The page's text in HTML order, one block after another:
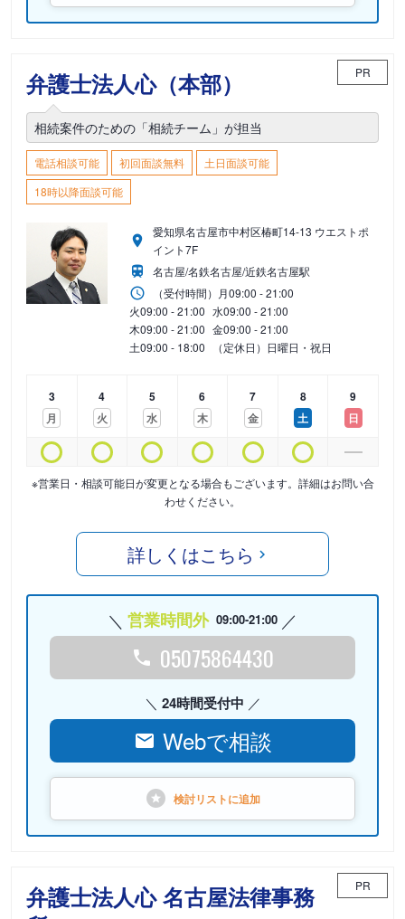
弁護士法人心（本部） PR
相続案件のための「相続チーム」が担当
電話相談可能 初回面談無料
土日面談可能
18時以降面談可能
愛知県名古屋市中村区椿町14-13 ウエストポ
イント7F
名古屋/名鉄名古屋/近鉄名古屋駅
（受付時間） 月09:00 - 21:00
火09:00 - 21:00 水09:00 - 21:00
木09:00 - 21:00 金09:00 - 21:00
土09:00 - 18:00 （定休日）日曜日・祝日
3
月
4
火
5
水
6
木
7
金
8
土
9
日
※営業日・相談可能日が変更となる場合もございます。詳細はお問い合
わせください。
詳しくはこちら
営業時間外 09:00-21:00
05075864430
24時間受付中
Webで相談
検討リストに追加
弁護士法人心 名古屋法律事務
PR